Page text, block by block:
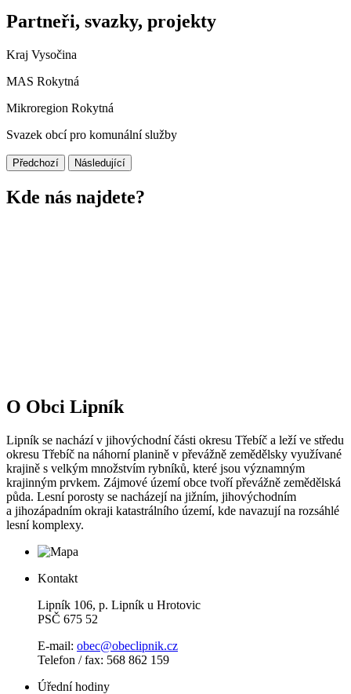
Partneři, svazky, projekty
Kraj Vysočina
MAS Rokytná
Mikroregion Rokytná
Svazek obcí pro komunální služby
Předchozí Následující
Kde nás najdete?
O Obci Lipník
Lipník se nachází v jihovýchodní části okresu Třebíč a leží ve středu
okresu Třebíč na náhorní planině v převážně zemědělsky využívané
krajině s velkým množstvím rybníků, které jsou významným
krajinným prvkem. Zájmové území obce tvoří převážně zemědělská
půda. Lesní porosty se nacházejí na jižním, jihovýchodním
a jihozápadním okraji katastrálního území, kde navazují na rozsáhlé
lesní komplexy.
Kontakt
Lipník 106, p. Lipník u Hrotovic
PSČ 675 52
E-mail: obec@obeclipnik.cz
Telefon / fax: 568 862 159
Úřední hodiny